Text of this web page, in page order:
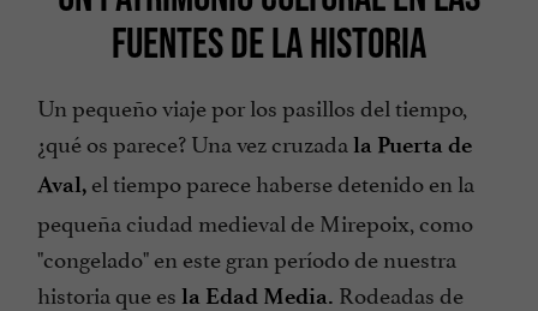
FUENTES DE LA HISTORIA
Un pequeño viaje por los pasillos del tiempo,
¿qué os parece? Una vez cruzada la Puerta de
Aval, el tiempo parece haberse detenido en la
pequeña ciudad medieval de Mirepoix, como
"congelado" en este gran período de nuestra
historia que es la Edad Media. Rodeadas de